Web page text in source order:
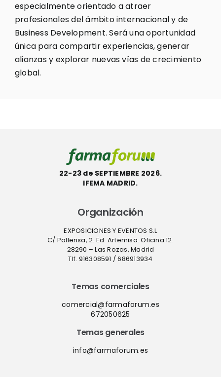
especialmente orientado a atraer
profesionales del ámbito internacional y de
Business Development. Será una oportunidad
única para compartir experiencias, generar
alianzas y explorar nuevas vías de crecimiento
global.
22-23 de SEPTIEMBRE 2026.
IFEMA MADRID.
Organización
EXPOSICIONES Y EVENTOS S.L
C/ Pollensa, 2. Ed. Artemisa. Oficina 12.
28290 – Las Rozas, Madrid
Tlf. 916308591 / 686913934
Temas comerciales
comercial@farmaforum.es
672050625
Temas generales
info@farmaforum.es